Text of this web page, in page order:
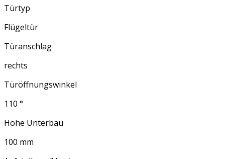
Türtyp
Flügeltür
Türanschlag
rechts
Türöffnungswinkel
110 °
Höhe Unterbau
100 mm